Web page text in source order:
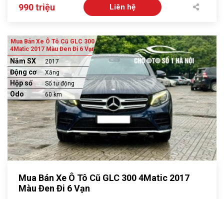
990 triệu Liên hệ
Mua Bán Xe Ô Tô Cũ GLC 300
4Matic 2017 Màu Đen Đi 6 Vạn
Năm SX 2017
Động cơ Xăng
Hộp số Số tự động
Odo 60 km
Mua Bán Xe Ô Tô Cũ GLC 300 4Matic 2017
Màu Đen Đi 6 Vạn